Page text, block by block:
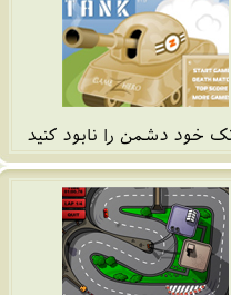
خود دشمن را نابود کنید